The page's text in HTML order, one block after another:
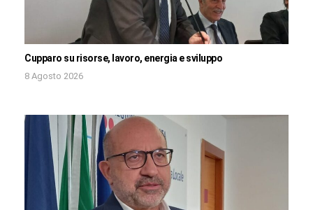
Cupparo su risorse, lavoro, energia e sviluppo
8 Agosto 2026